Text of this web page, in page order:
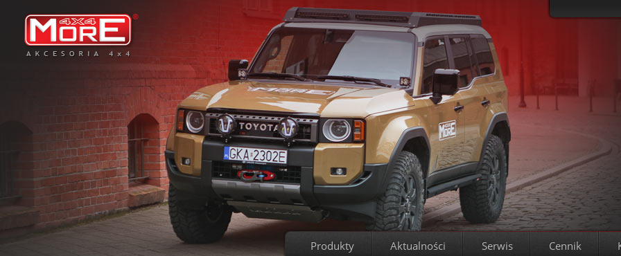
Produkty Aktualności Serwis Cennik